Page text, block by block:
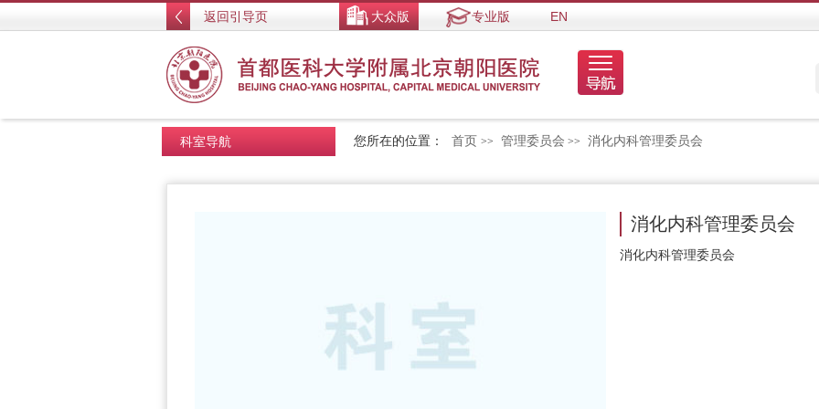
返回引导页 大众版 专业版 EN
您所在的位置： 首页 >> 管理委员会 >> 消化内科管理委员会
科室导航
消化内科管理委员会
消化内科管理委员会